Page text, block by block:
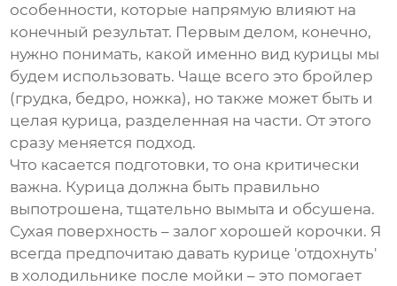
особенности, которые напрямую влияют на
конечный результат. Первым делом, конечно,
нужно понимать, какой именно вид курицы мы
будем использовать. Чаще всего это бройлер
(грудка, бедро, ножка), но также может быть и
целая курица, разделенная на части. От этого
сразу меняется подход.
Что касается подготовки, то она критически
важна. Курица должна быть правильно
выпотрошена, тщательно вымыта и обсушена.
Сухая поверхность – залог хорошей корочки. Я
всегда предпочитаю давать курице 'отдохнуть'
в холодильнике после мойки – это помогает